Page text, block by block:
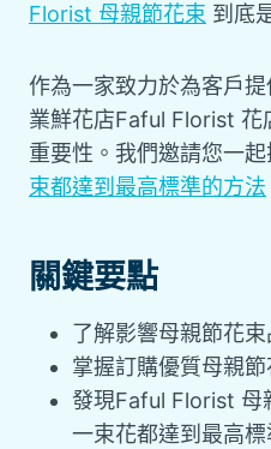
Florist 母親節花束 到底
作為一家致力於為客戶
業鮮花店Faful Florist 花
重要性。我們邀請您一
束都達到最高標準的方法
關鍵要點
了解影響母親節花
掌握訂購優質母親
發現Faful Florist 母
一束花都達到最高標